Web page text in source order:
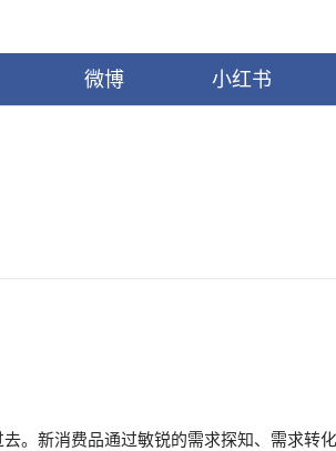
微博 小红书
。 新消费品通过敏锐的需求探知、需求转